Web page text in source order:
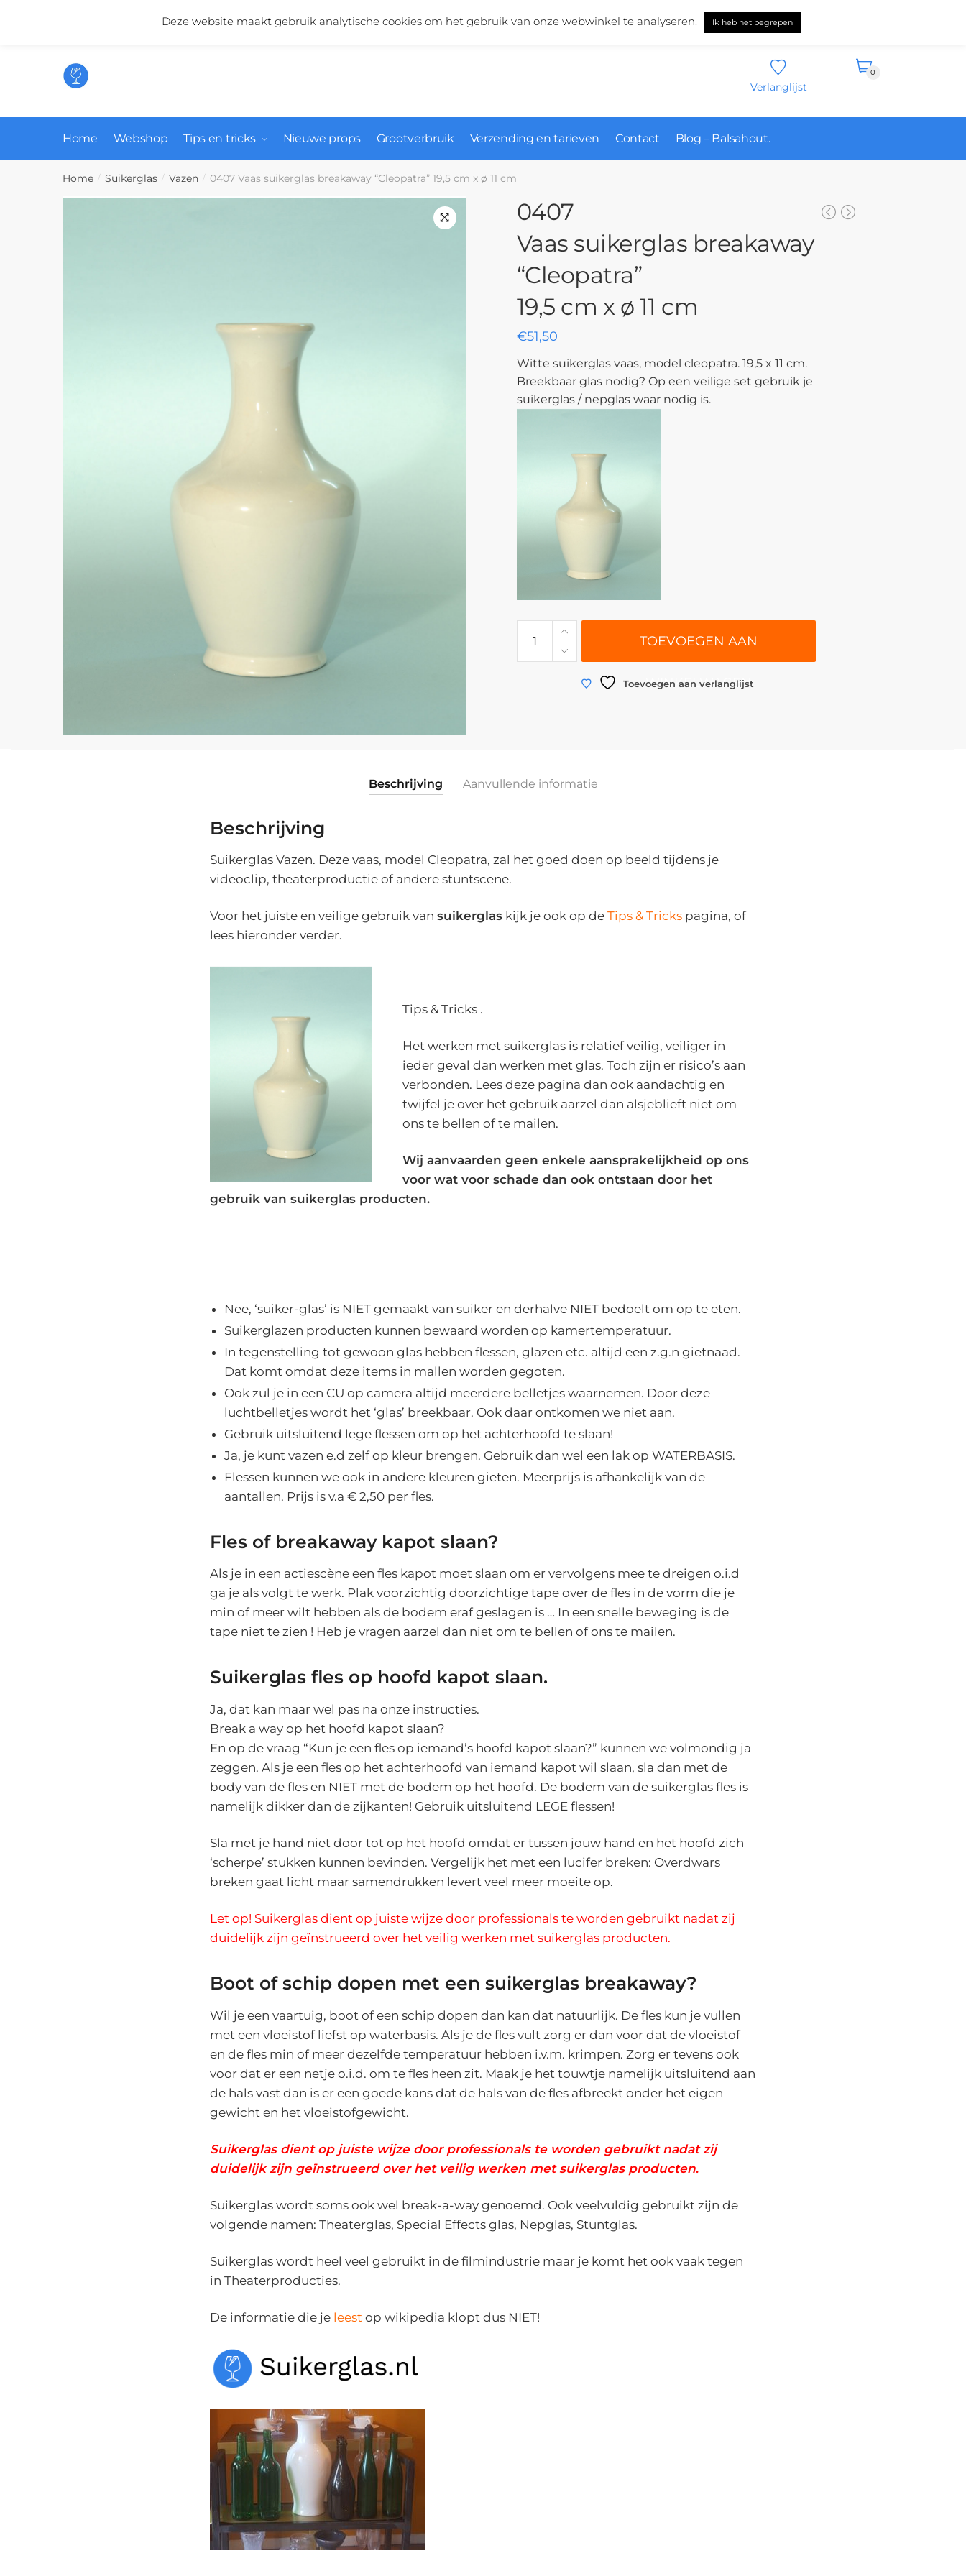
info@suikerglas.nl Vragen over onze producten? +31 (0)6 5124 1984
Verlanglijst
0
Home Webshop Tips en tricks Nieuwe props Grootverbruik Verzending en tarieven Contact Blog – Balsahout.
Home / Suikerglas / Vazen / 0407 Vaas suikerglas breakaway “Cleopatra” 19,5 cm x ø 11 cm
0407
Vaas suikerglas breakaway
“Cleopatra”
19,5 cm x ø 11 cm
€51,50
Witte suikerglas vaas, model cleopatra. 19,5 x 11 cm.
Breekbaar glas nodig? Op een veilige set gebruik je
suikerglas / nepglas waar nodig is.
Vaas
cm
cm
TOEVOEGEN AAN
WINKELWAGEN
Toevoegen aan verlanglijst
Beschrijving Aanvullende informatie
Beschrijving
Suikerglas Vazen. Deze vaas, model Cleopatra, zal het goed doen op beeld tijdens je
videoclip, theaterproductie of andere stuntscene.
Voor het juiste en veilige gebruik vansuikerglas kijk je ook op deTips & Tricks pagina, of
lees hieronder verder.
Tips & Tricks .
Het werken met suikerglas is relatief veilig, veiliger in
ieder geval dan werken met glas. Toch zijn er risico’s aan
verbonden. Lees deze pagina dan ook aandachtig en
twijfel je over het gebruik aarzel dan alsjeblieft niet om
ons te bellen of te mailen.
Wij aanvaarden geen enkele aansprakelijkheid op ons
voor wat voor schade dan ook ontstaan door het
gebruik van suikerglas producten.
Nee, ‘suiker-glas’ is NIET gemaakt van suiker en derhalve NIET bedoelt om op te eten.
Suikerglazen producten kunnen bewaard worden op kamertemperatuur.
In tegenstelling tot gewoon glas hebben flessen, glazen etc. altijd een z.g.n gietnaad.
Dat komt omdat deze items in mallen worden gegoten.
Ook zul je in een CU op camera altijd meerdere belletjes waarnemen. Door deze
luchtbelletjes wordt het ‘glas’ breekbaar. Ook daar ontkomen we niet aan.
Gebruik uitsluitend lege flessen om op het achterhoofd te slaan!
Ja, je kunt vazen e.d zelf op kleur brengen. Gebruik dan wel een lak op WATERBASIS.
Flessen kunnen we ook in andere kleuren gieten. Meerprijs is afhankelijk van de
aantallen. Prijs is v.a € 2,50 per fles.
Fles of breakaway kapot slaan?
Als je in een actiescène een fles kapot moet slaan om er vervolgens mee te dreigen o.i.d
ga je als volgt te werk. Plak voorzichtig doorzichtige tape over de fles in de vorm die je
min of meer wilt hebben als de bodem eraf geslagen is … In een snelle beweging is de
tape niet te zien ! Heb je vragen aarzel dan niet om te bellen of ons te mailen.
Suikerglas fles op hoofd kapot slaan.
Ja, dat kan maar wel pas na onze instructies.
Break a way op het hoofd kapot slaan?
En op de vraag “Kun je een fles op iemand’s hoofd kapot slaan?” kunnen we volmondig ja
zeggen. Als je een fles op het achterhoofd van iemand kapot wil slaan, sla dan met de
body van de fles en NIET met de bodem op het hoofd. De bodem van de suikerglas fles is
namelijk dikker dan de zijkanten! Gebruik uitsluitend LEGE flessen!
Sla met je hand niet door tot op het hoofd omdat er tussen jouw hand en het hoofd zich
‘scherpe’ stukken kunnen bevinden. Vergelijk het met een lucifer breken: Overdwars
breken gaat licht maar samendrukken levert veel meer moeite op.
Let op! Suikerglas dient op juiste wijze door professionals te worden gebruikt nadat zij
duidelijk zijn geïnstrueerd over het veilig werken met suikerglas producten.
Boot of schip dopen met een suikerglas breakaway?
Wil je een vaartuig, boot of een schip dopen dan kan dat natuurlijk. De fles kun je vullen
met een vloeistof liefst op waterbasis. Als je de fles vult zorg er dan voor dat de vloeistof
en de fles min of meer dezelfde temperatuur hebben i.v.m. krimpen. Zorg er tevens ook
voor dat er een netje o.i.d. om te fles heen zit. Maak je het touwtje namelijk uitsluitend aan
de hals vast dan is er een goede kans dat de hals van de fles afbreekt onder het eigen
gewicht en het vloeistofgewicht.
Suikerglas dient op juiste wijze door professionals te worden gebruikt nadat zij
duidelijk zijn geïnstrueerd over het veilig werken met suikerglas producten.
Suikerglas wordt soms ook wel break-a-way genoemd. Ook veelvuldig gebruikt zijn de
volgende namen: Theaterglas, Special Effects glas, Nepglas, Stuntglas.
Suikerglas wordt heel veel gebruikt in de filmindustrie maar je komt het ook vaak tegen
in Theaterproducties.
De informatie die je leest op wikipedia klopt dus NIET!
Deze website maakt gebruik analytische cookies om het gebruik van onze webwinkel te analyseren. Ik heb het begrepen